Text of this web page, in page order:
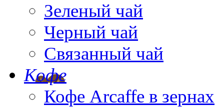
Зеленый чай
Черный чай
Связанный чай
Кофе
Кофе Arcaffe в зернах